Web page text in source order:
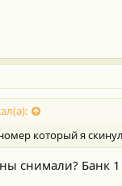
который я скинул
снимали? Банк